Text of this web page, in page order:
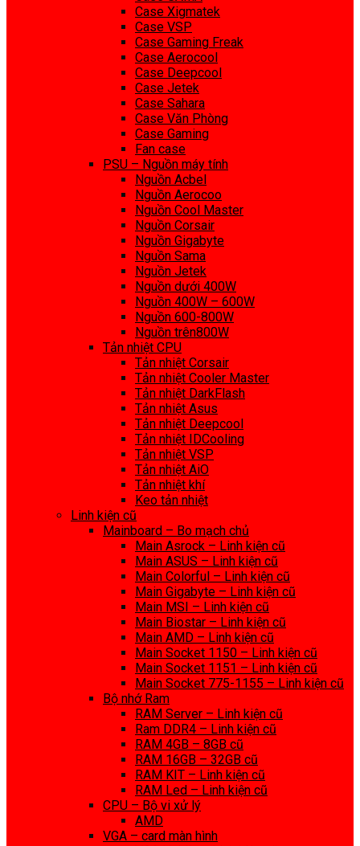
Case Xigmatek
Case VSP
Case Gaming Freak
Case Aerocool
Case Deepcool
Case Jetek
Case Sahara
Case Văn Phòng
Case Gaming
Fan case
PSU – Nguồn máy tính
Nguồn Acbel
Nguồn Aerocoo
Nguồn Cool Master
Nguồn Corsair
Nguồn Gigabyte
Nguồn Sama
Nguồn Jetek
Nguồn dưới 400W
Nguồn 400W – 600W
Nguồn 600-800W
Nguồn trên800W
Tản nhiệt CPU
Tản nhiệt Corsair
Tản nhiệt Cooler Master
Tản nhiệt DarkFlash
Tản nhiệt Asus
Tản nhiệt Deepcool
Tản nhiệt IDCooling
Tản nhiệt VSP
Tản nhiệt AiO
Tản nhiệt khí
Keo tản nhiệt
Linh kiện cũ
Mainboard – Bo mạch chủ
Main Asrock – Linh kiện cũ
Main ASUS – Linh kiện cũ
Main Colorful – Linh kiện cũ
Main Gigabyte – Linh kiện cũ
Main MSI – Linh kiện cũ
Main Biostar – Linh kiện cũ
Main AMD – Linh kiện cũ
Main Socket 1150 – Linh kiện cũ
Main Socket 1151 – Linh kiện cũ
Main Socket 775-1155 – Linh kiện cũ
Bộ nhớ Ram
RAM Server – Linh kiện cũ
Ram DDR4 – Linh kiện cũ
RAM 4GB – 8GB cũ
RAM 16GB – 32GB cũ
RAM KIT – Linh kiện cũ
RAM Led – Linh kiện cũ
CPU – Bộ vi xử lý
AMD
VGA – card màn hình